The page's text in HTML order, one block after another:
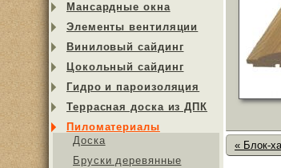
Мансардные окна
Элементы вентиляции
Виниловый сайдинг
Цокольный сайдинг
Гидро и пароизоляция
Террасная доска из ДПК
Пиломатериалы
Доска
Бруски деревянные
« Блок-